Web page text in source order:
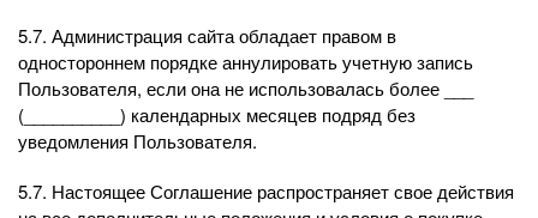
5.7. Администрация сайта обладает правом в
одностороннем порядке аннулировать учетную запись
Пользователя, если она не использовалась более ___
(__________) календарных месяцев подряд без
уведомления Пользователя.
5.7. Настоящее Соглашение распространяет свое действия